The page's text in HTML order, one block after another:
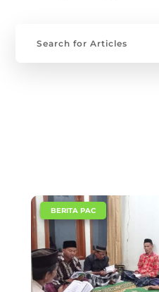
BERITA PAC